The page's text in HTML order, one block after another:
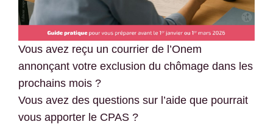
Vous avez reçu un courrier de l’Onem
annonçant votre exclusion du chômage dans les
prochains mois ?
Vous avez des questions sur l’aide que pourrait
vous apporter le CPAS ?